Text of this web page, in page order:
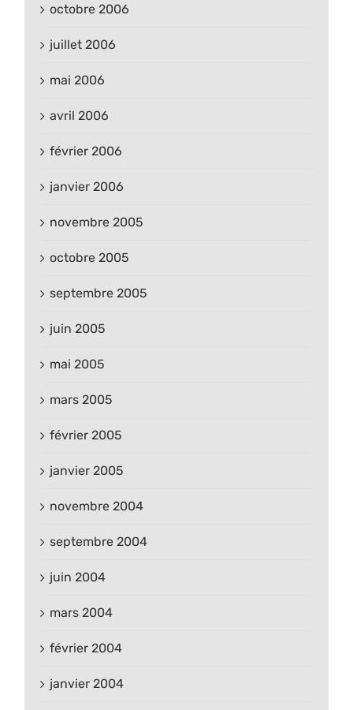
octobre 2006
juillet 2006
mai 2006
avril 2006
février 2006
janvier 2006
novembre 2005
octobre 2005
septembre 2005
juin 2005
mai 2005
mars 2005
février 2005
janvier 2005
novembre 2004
septembre 2004
juin 2004
mars 2004
février 2004
janvier 2004